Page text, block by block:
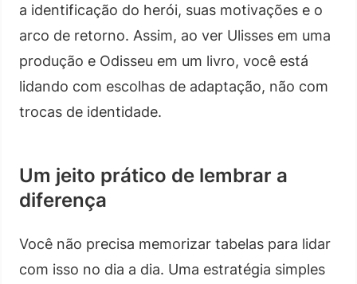
a identificação do herói, suas motivações e o
arco de retorno. Assim, ao ver Ulisses em uma
produção e Odisseu em um livro, você está
lidando com escolhas de adaptação, não com
trocas de identidade.
Um jeito prático de lembrar a
diferença
Você não precisa memorizar tabelas para lidar
com isso no dia a dia. Uma estratégia simples